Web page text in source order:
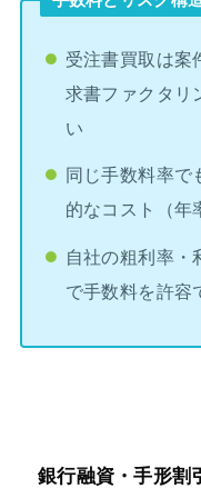
受注書買取は案
求書ファクタリ
い
同じ手数料率で
的なコスト（年
自社の粗利率・
で手数料を許容
銀行融資・手形割